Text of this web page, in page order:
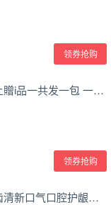
领券抢购
一包十抽湿纸巾【加上贈i品一共发一包 一共10抽 嫌少慎拍】【免运i费】非凝胶牙 十抽湿 一包湿纸巾（10抽）
领券抢购
田七牙膏含氟清洁牙齿清新口气口腔护龈套装牙龈龙井茶香TQ 固齿100g*3+宽头牙刷2支